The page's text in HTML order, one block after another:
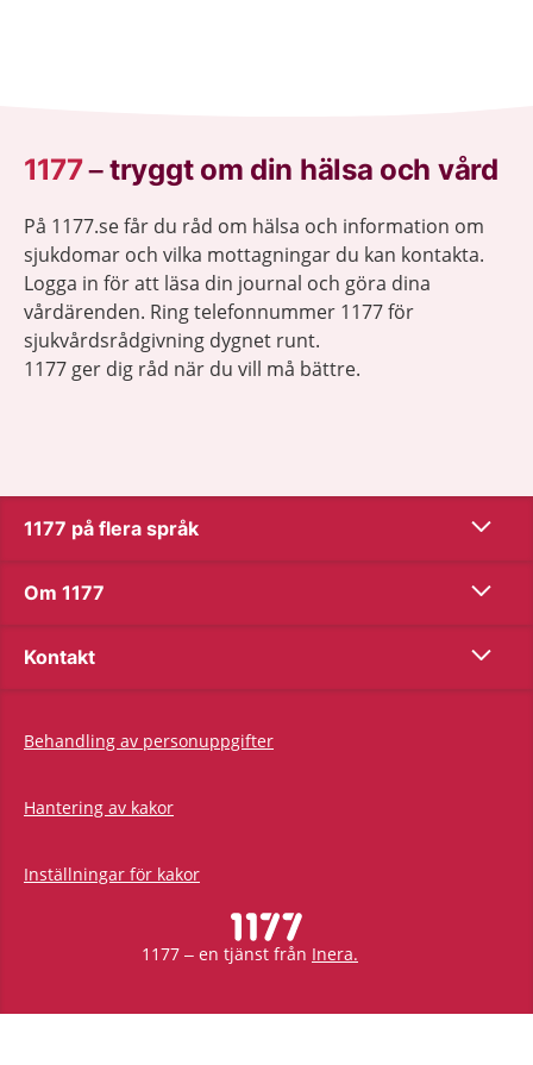
1177–tryggt om din hälsa och vård
På 1177.se får du råd om hälsa och information om
sjukdomar och vilka mottagningar du kan kontakta.
Logga in för att läsa din journal och göra dina
vårdärenden. Ring telefonnummer 1177 för
sjukvårdsrådgivning dygnet runt.
1177 ger dig råd när du vill må bättre.
1177 på flera språk Show
Om 1177 Show
Kontakt Show
Behandling av personuppgifter
Hantering av kakor
Inställningar för kakor
1177 – en tjänst från Inera.